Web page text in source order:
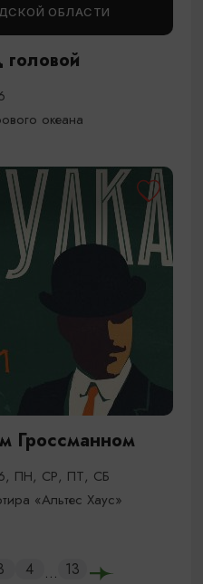
ОБЛАСТИ
океана
Гроссманном
ПН, СР, ПТ, СБ
«Альтес Хаус»
4 ... 13